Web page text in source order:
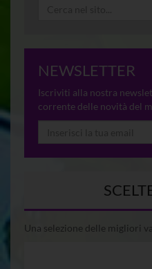
NEWSLETTER
Iscriviti alla nostra
corrente delle novità del
Una selezione delle migliori